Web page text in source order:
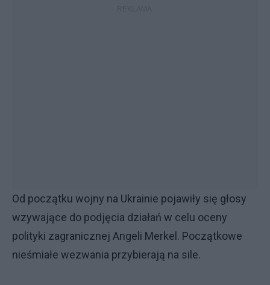
Od początku wojny na Ukrainie pojawiły się głosy
wzywające do podjęcia działań w celu oceny
polityki zagranicznej Angeli Merkel. Początkowe
nieśmiałe wezwania przybierają na sile.